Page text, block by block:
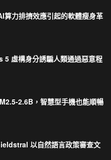
算力排擠效應引起的軟體瘦身革
虛構身分誘騙人類通過惡意程
2.6B，智慧型手機也能順暢
以自然語言政策審查文